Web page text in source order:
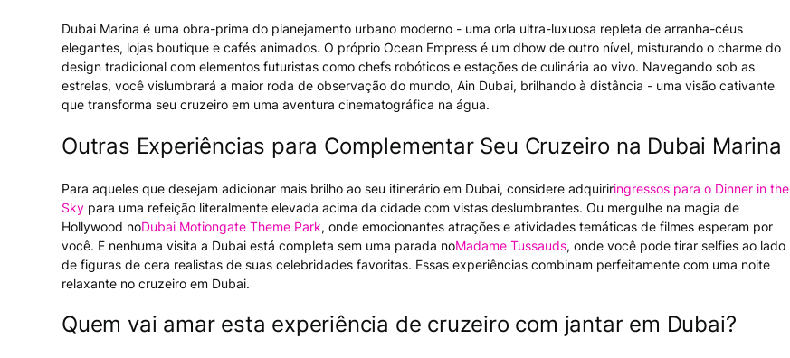
Dubai Marina é uma obra-prima do planejamento urbano moderno - uma orla ultra-luxuosa repleta de arranha-céus
elegantes, lojas boutique e cafés animados. O próprio Ocean Empress é um dhow de outro nível, misturando o charme do
design tradicional com elementos futuristas como chefs robóticos e estações de culinária ao vivo. Navegando sob as
estrelas, você vislumbrará a maior roda de observação do mundo, Ain Dubai, brilhando à distância - uma visão cativante
que transforma seu cruzeiro em uma aventura cinematográfica na água.
Outras Experiências para Complementar Seu Cruzeiro na Dubai Marina
Para aqueles que desejam adicionar mais brilho ao seu itinerário em Dubai, considere adquiriringressos para o Dinner in the
Sky para uma refeição literalmente elevada acima da cidade com vistas deslumbrantes. Ou mergulhe na magia de
Hollywood noDubai Motiongate Theme Park, onde emocionantes atrações e atividades temáticas de filmes esperam por
você. E nenhuma visita a Dubai está completa sem uma parada noMadame Tussauds, onde você pode tirar selfies ao lado
de figuras de cera realistas de suas celebridades favoritas. Essas experiências combinam perfeitamente com uma noite
relaxante no cruzeiro em Dubai.
Quem vai amar esta experiência de cruzeiro com jantar em Dubai?